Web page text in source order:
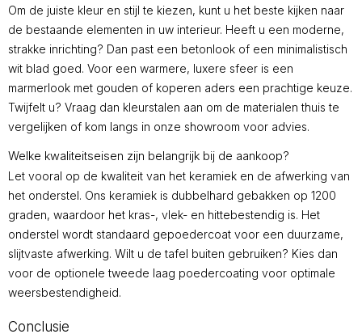
Om de juiste kleur en stijl te kiezen, kunt u het beste kijken naar
de bestaande elementen in uw interieur. Heeft u een moderne,
strakke inrichting? Dan past een betonlook of een minimalistisch
wit blad goed. Voor een warmere, luxere sfeer is een
marmerlook met gouden of koperen aders een prachtige keuze.
Twijfelt u? Vraag dan kleurstalen aan om de materialen thuis te
vergelijken of kom langs in onze showroom voor advies.
Welke kwaliteitseisen zijn belangrijk bij de aankoop?
Let vooral op de kwaliteit van het keramiek en de afwerking van
het onderstel. Ons keramiek is dubbelhard gebakken op 1200
graden, waardoor het kras-, vlek- en hittebestendig is. Het
onderstel wordt standaard gepoedercoat voor een duurzame,
slijtvaste afwerking. Wilt u de tafel buiten gebruiken? Kies dan
voor de optionele tweede laag poedercoating voor optimale
weersbestendigheid.
Conclusie